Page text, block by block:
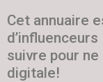
Cet annuaire
suivre pour
digitale!